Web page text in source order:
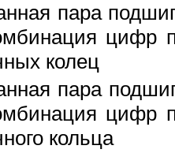
пара
цифр
колец
пара
цифр
кольца